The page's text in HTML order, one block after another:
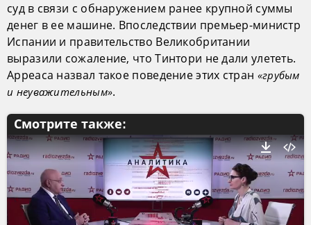
суд в связи с обнаружением ранее крупной суммы
денег в ее машине. Впоследствии премьер-министр
Испании и правительство Великобритании
выразили сожаление, что Тинтори не дали улететь.
Арреаса назвал такое поведение этих стран «грубым
и неуважительным».
Смотрите также: